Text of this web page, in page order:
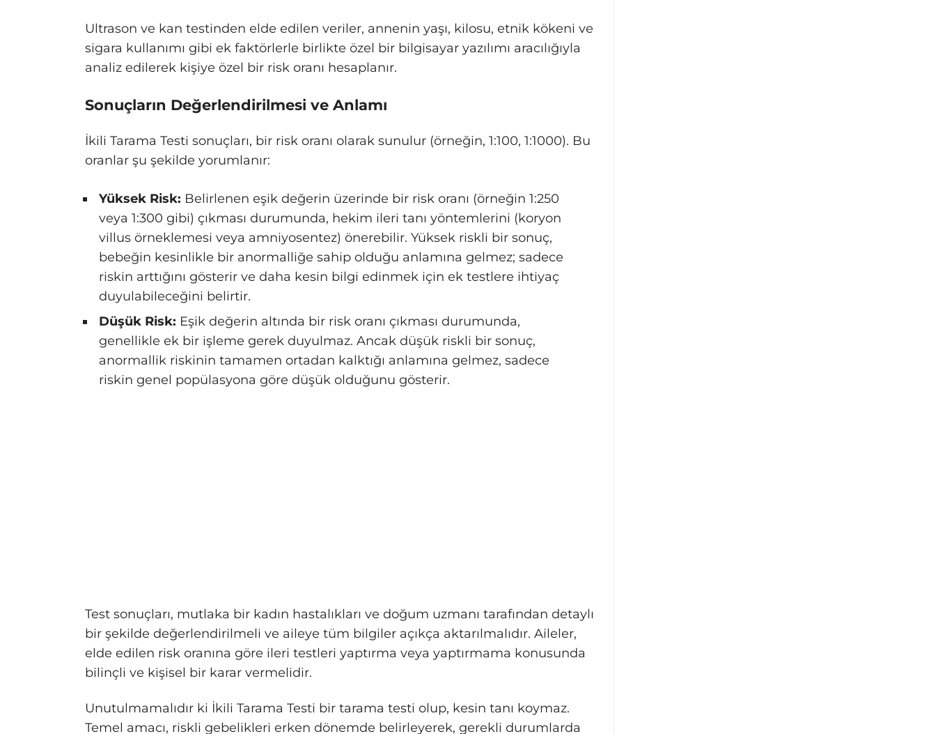
Ultrason ve kan testinden elde edilen veriler, annenin yaşı, kilosu, etnik kökeni ve
sigara kullanımı gibi ek faktörlerle birlikte özel bir bilgisayar yazılımı aracılığıyla
analiz edilerek kişiye özel bir risk oranı hesaplanır.
Sonuçların Değerlendirilmesi ve Anlamı
İkili Tarama Testi sonuçları, bir risk oranı olarak sunulur (örneğin, 1:100, 1:1000). Bu
oranlar şu şekilde yorumlanır:
Yüksek Risk: Belirlenen eşik değerin üzerinde bir risk oranı (örneğin 1:250
veya 1:300 gibi) çıkması durumunda, hekim ileri tanı yöntemlerini (koryon
villus örneklemesi veya amniyosentez) önerebilir. Yüksek riskli bir sonuç,
bebeğin kesinlikle bir anormalliğe sahip olduğu anlamına gelmez; sadece
riskin arttığını gösterir ve daha kesin bilgi edinmek için ek testlere ihtiyaç
duyulabileceğini belirtir.
Düşük Risk: Eşik değerin altında bir risk oranı çıkması durumunda,
genellikle ek bir işleme gerek duyulmaz. Ancak düşük riskli bir sonuç,
anormallik riskinin tamamen ortadan kalktığı anlamına gelmez, sadece
riskin genel popülasyona göre düşük olduğunu gösterir.
Test sonuçları, mutlaka bir kadın hastalıkları ve doğum uzmanı tarafından detaylı
bir şekilde değerlendirilmeli ve aileye tüm bilgiler açıkça aktarılmalıdır. Aileler,
elde edilen risk oranına göre ileri testleri yaptırma veya yaptırmama konusunda
bilinçli ve kişisel bir karar vermelidir.
Unutulmamalıdır ki İkili Tarama Testi bir tarama testi olup, kesin tanı koymaz.
Temel amacı, riskli gebelikleri erken dönemde belirleyerek, gerekli durumlarda